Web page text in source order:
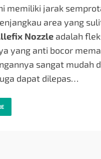
memiliki jarak
area yang
Nozzle adalah
yang anti bocor
sangat mudah
dapat dilepas…